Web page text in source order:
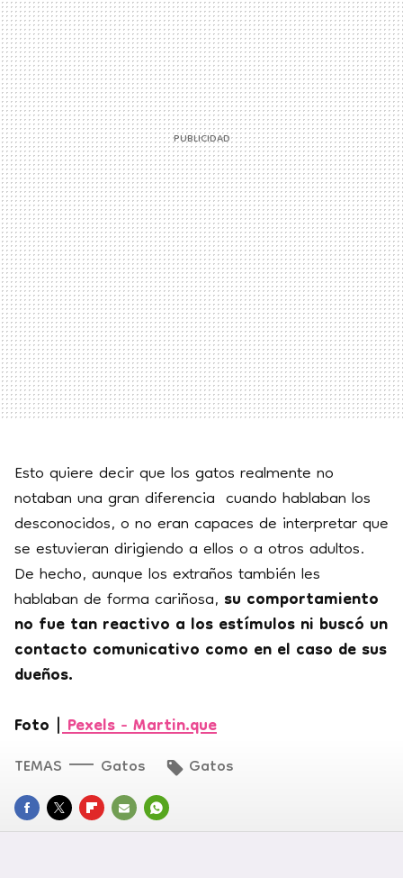
Esto quiere decir que los gatos realmente no
notaban una gran diferencia cuando hablaban los
desconocidos, o no eran capaces de interpretar que
se estuvieran dirigiendo a ellos o a otros adultos.
De hecho, aunque los extraños también les
hablaban de forma cariñosa,su comportamiento
no fue tan reactivo a los estímulos ni buscó un
contacto comunicativo como en el caso de sus
dueños.
Foto |Pexels - Martin.que
FACEBOOK
TWITTERFLIPBOARD
E- WHATSAPP
TEMAS Gatos Gatos